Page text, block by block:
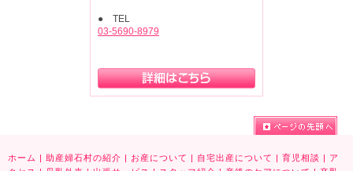
● TEL
03-5690-8979
ホーム | 助産婦石村の紹介 | お産について | 自宅出産について | 育児相談 | ア